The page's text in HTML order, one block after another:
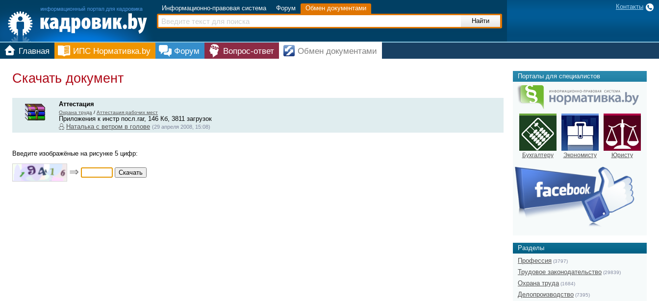
Информационно-правовая система Форум Обмен документами Контакты
Главная ИПС Нормативка.by Форум Вопрос-ответ Обмен документами
Скачать документ
Аттестация
Охрана труда / Аттестация рабочих мест
Приложения к инстр посл.rar, 146 Кб, 3811 загрузок
Наталька с ветром в голове (29 апреля 2008, 15:08)
Введите изображёные на рисунке 5 цифр:
⇒
Порталы для специалистов
Бухгалтеру Экономисту Юристу
Разделы
Профессия (3797)
Трудовое законодательство (29839)
Охрана труда(1684)
Делопроизводство (7395)